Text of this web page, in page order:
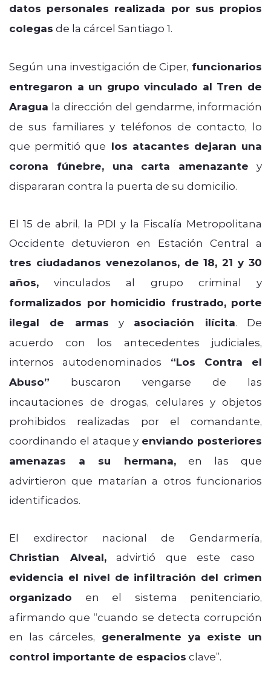
datos personales realizada por sus propios
colegas de la cárcel Santiago 1.
Según una investigación de Ciper, funcionarios
entregaron a un grupo vinculado al Tren de
Aragua la dirección del gendarme, información
de sus familiares y teléfonos de contacto, lo
que permitió que los atacantes dejaran una
corona fúnebre, una carta amenazante y
dispararan contra la puerta de su domicilio.
El 15 de abril, la PDI y la Fiscalía Metropolitana
Occidente detuvieron en Estación Central a
tres ciudadanos venezolanos, de 18, 21 y 30
años, vinculados al grupo criminal y
formalizados por homicidio frustrado, porte
ilegal de armas y asociación ilícita. De
acuerdo con los antecedentes judiciales,
internos autodenominados “Los Contra el
Abuso” buscaron vengarse de las
incautaciones de drogas, celulares y objetos
prohibidos realizadas por el comandante,
coordinando el ataque y enviando posteriores
amenazas a su hermana,en las que
advirtieron que matarían a otros funcionarios
identificados.
El exdirector nacional de Gendarmería,
Christian Alveal,advirtió que este caso
evidencia el nivel de infiltración del crimen
organizado en el sistema penitenciario,
afirmando que “cuando se detecta corrupción
en las cárceles, generalmente ya existe un
control importante de espacios clave”.